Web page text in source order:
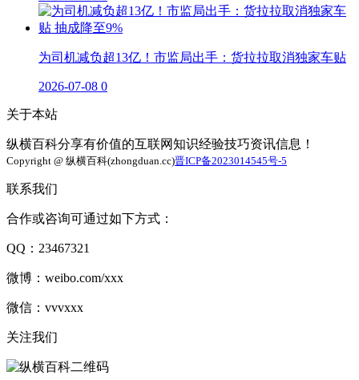
为司机减负超13亿！市监局出手：货拉拉取消独家车贴
2026-07-08 0
关于本站
纵横百科分享有价值的互联网知识经验技巧资讯信息！
Copyright @ 纵横百科(zhongduan.cc)晋ICP备2023014545号-5
联系我们
合作或咨询可通过如下方式：
QQ：23467321
微博：weibo.com/xxx
微信：vvvxxx
关注我们